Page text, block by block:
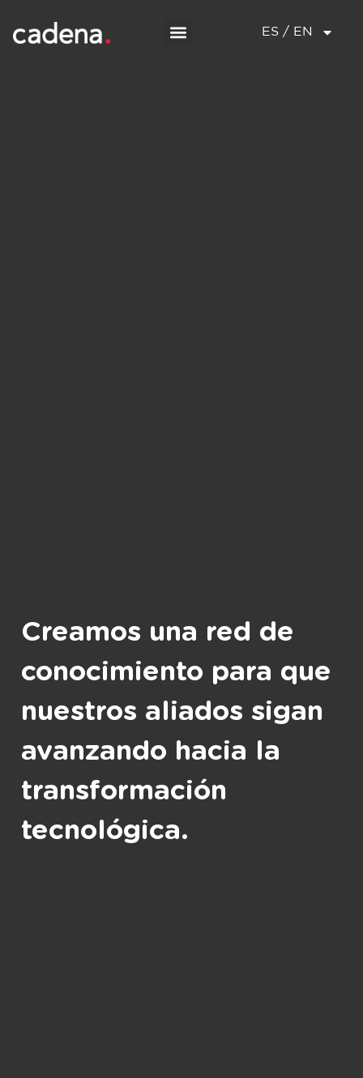
ES / EN
Creamos una red de
conocimiento para que
nuestros aliados sigan
avanzando hacia la
transformación
tecnológica.